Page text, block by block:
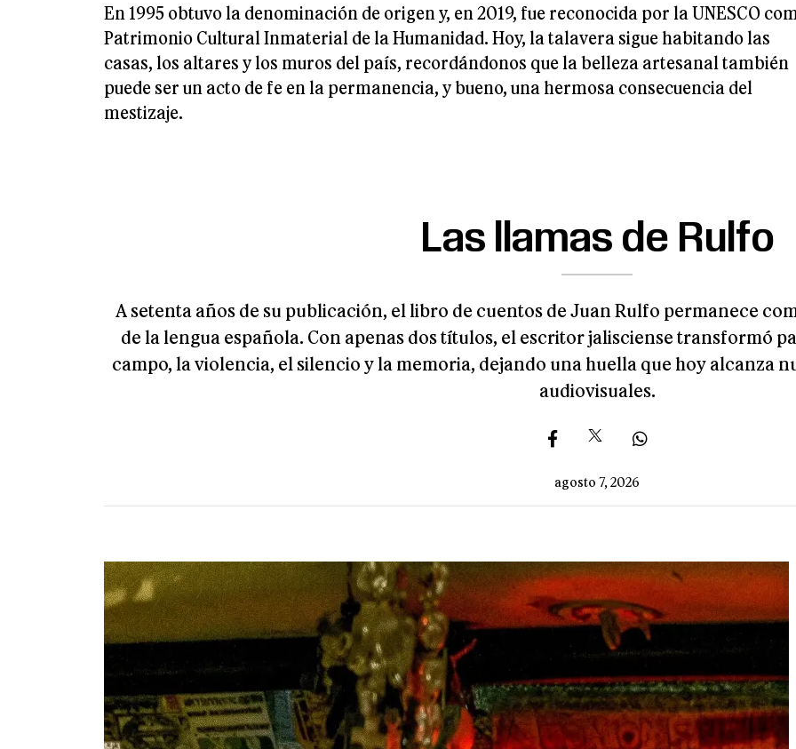
En 1995 obtuvo la denominación de origen y, en 2019, fue reconocida por la UNESCO
Patrimonio Cultural Inmaterial de la Humanidad. Hoy, la talavera sigue habitando las
casas, los altares y los muros del país, recordándonos que la belleza artesanal también
puede ser un acto de fe en la permanencia, y bueno, una hermosa consecuencia del
mestizaje.
Las llamas de Rulfo
A setenta años de su publicación, el libro de cuentos de Juan Rulfo permanece
de la lengua española. Con apenas dos títulos, el escritor jalisciense transformó
campo, la violencia, el silencio y la memoria, dejando una huella que hoy alcanza
audiovisuales.
agosto 7, 2026